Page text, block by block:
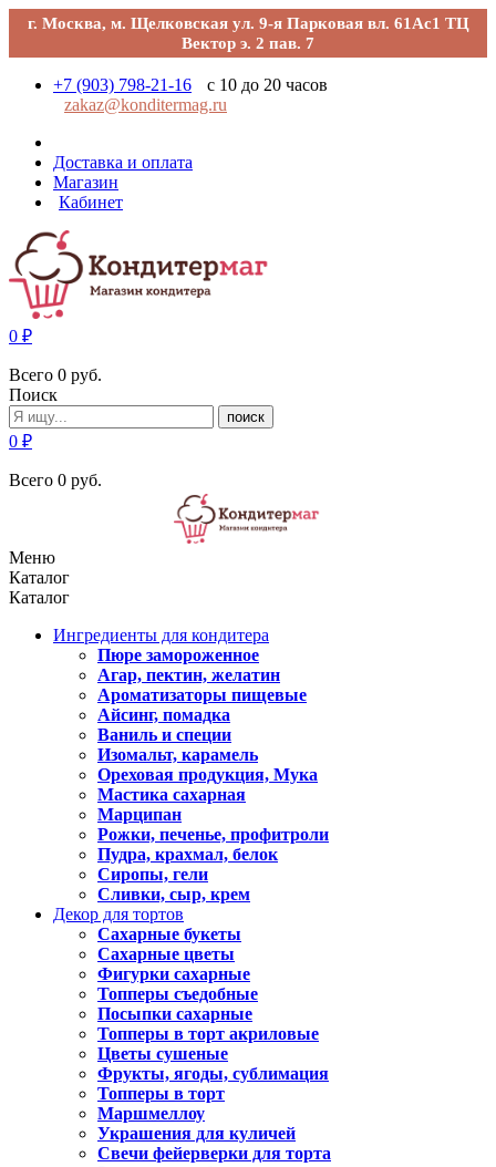
г. Москва, м. Щелковская ул. 9-я Парковая вл. 61Ас1 ТЦ
Вектор э. 2 пав. 7
+7 (903) 798-21-16
с 10 до 20 часов
zakaz@konditermag.ru
Доставка и оплата
Магазин
Кабинет
0 ₽
Всего 0 руб.
Поиск
поиск
0 ₽
Всего 0 руб.
Меню
Каталог
Каталог
Ингредиенты для кондитера
Пюре замороженное
Агар, пектин, желатин
Ароматизаторы пищевые
Айсинг, помадка
Ваниль и специи
Изомальт, карамель
Ореховая продукция, Мука
Мастика сахарная
Марципан
Рожки, печенье, профитроли
Пудра, крахмал, белок
Сиропы, гели
Сливки, сыр, крем
Декор для тортов
Сахарные букеты
Сахарные цветы
Фигурки сахарные
Топперы съедобные
Посыпки сахарные
Топперы в торт акриловые
Цветы сушеные
Фрукты, ягоды, сублимация
Топперы в торт
Маршмеллоу
Украшения для куличей
Свечи фейерверки для торта